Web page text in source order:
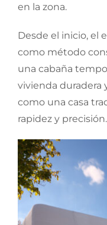
en la zona.
Desde el inicio, el
como método
una cabaña
vivienda duradera
como una casa
rapidez y precisión.